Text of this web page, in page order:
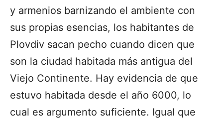
y armenios barnizando el ambiente con
sus propias esencias, los habitantes de
Plovdiv sacan pecho cuando dicen que
son la ciudad habitada más antigua del
Viejo Continente. Hay evidencia de que
estuvo habitada desde el año 6000, lo
cual es argumento suficiente. Igual que